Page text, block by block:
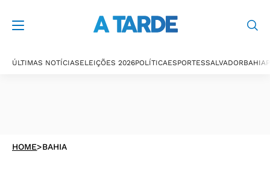
ÚLTIMAS NOTÍCIASELEIÇÕES 2026POLÍTICAESPORTESSALVADORBAHIA
HOME>BAHIA